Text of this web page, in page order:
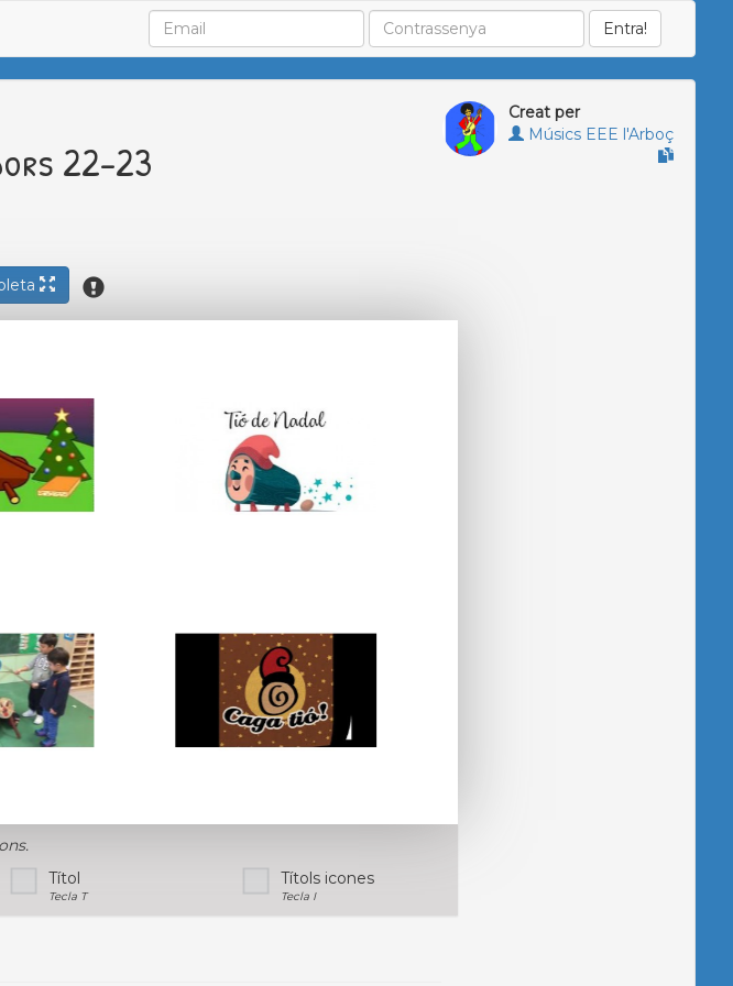
Creat per
Músics EEE l'Arboç
22-23
Títol
Tecla T
Títols icones
Tecla I